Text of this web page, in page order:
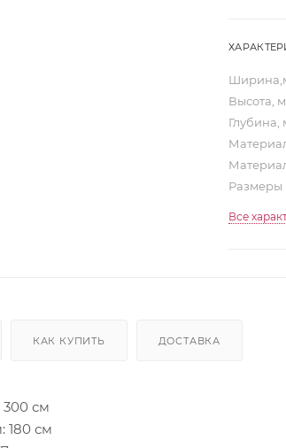
Высота,
Глубина,
Размеры
Все
КАК КУПИТЬ ДОСТАВКА
см
180 см